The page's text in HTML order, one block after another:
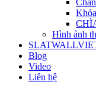
Hình ảnh
Blog
Video
Liên hệ